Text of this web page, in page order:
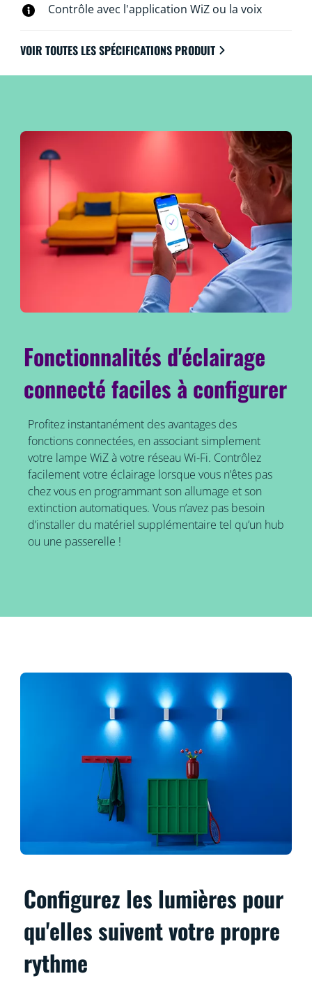
Contrôle avec l'application WiZ ou la voix
VOIR TOUTES LES SPÉCIFICATIONS PRODUIT
Fonctionnalités d'éclairage
connecté faciles à configurer
Profitez instantanément des avantages des
fonctions connectées, en associant simplement
votre lampe WiZ à votre réseau Wi-Fi. Contrôlez
facilement votre éclairage lorsque vous n’êtes pas
chez vous en programmant son allumage et son
extinction automatiques. Vous n’avez pas besoin
d’installer du matériel supplémentaire tel qu’un hub
ou une passerelle !
Configurez les lumières pour
qu'elles suivent votre propre
rythme